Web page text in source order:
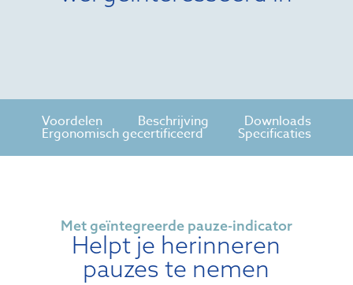
Voordelen Beschrijving Downloads
Ergonomisch gecertificeerd Specificaties
Met geïntegreerde pauze-indicator
Helpt je herinneren
pauzes te nemen